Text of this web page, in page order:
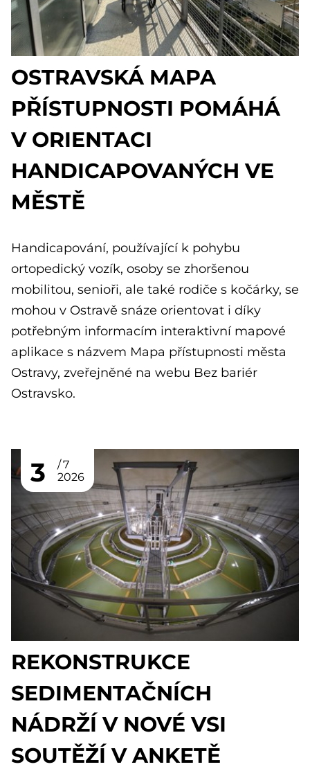
OSTRAVSKÁ MAPA
PŘÍSTUPNOSTI POMÁHÁ
V ORIENTACI
HANDICAPOVANÝCH VE
MĚSTĚ
Handicapování, používající k pohybu
ortopedický vozík, osoby se zhoršenou
mobilitou, senioři, ale také rodiče s kočárky, se
mohou v Ostravě snáze orientovat i díky
potřebným informacím interaktivní mapové
aplikace s názvem Mapa přístupnosti města
Ostravy, zveřejněné na webu Bez bariér
Ostravsko.
3
7
2026
REKONSTRUKCE
SEDIMENTAČNÍCH
NÁDRŽÍ V NOVÉ VSI
SOUTĚŽÍ V ANKETĚ